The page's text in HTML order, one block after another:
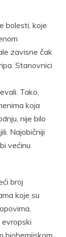
bolesti, koje
zavisne čak
Stanovnici
Tako,
koja
nije bilo
Najobičniji
većinu
broj
koje su
evropski
biohemijskom